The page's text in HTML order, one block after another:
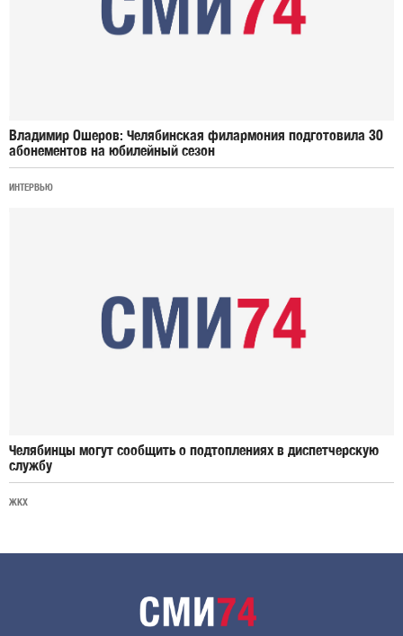
Владимир Ошеров: Челябинская филармония подготовила 30
абонементов на юбилейный сезон
ИНТЕРВЬЮ
Челябинцы могут сообщить о подтоплениях в диспетчерскую
службу
ЖКХ